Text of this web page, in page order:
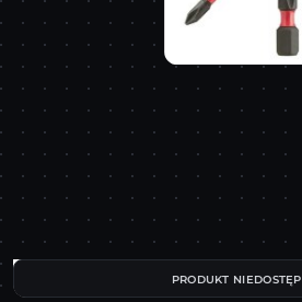
PRODUKT